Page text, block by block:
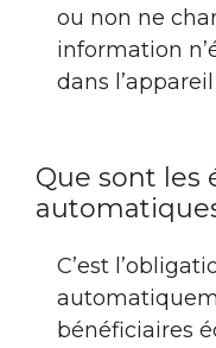
ou non ne
information
dans
Que sont les
C’est
bénéficiaires